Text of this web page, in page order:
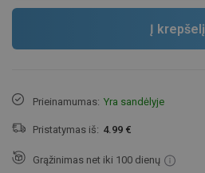
Į krepšelį
Prieinamumas: Yra sandėlyje
Pristatymas iš: 4.99 €
Grąžinimas net iki 100 dienų